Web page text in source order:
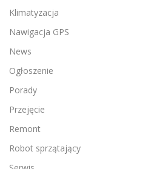
Klimatyzacja
Nawigacja GPS
News
Ogłoszenie
Porady
Przejęcie
Remont
Robot sprzątający